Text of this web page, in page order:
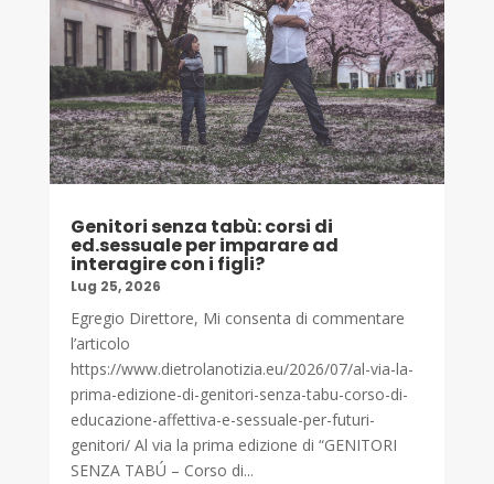
Genitori senza tabù: corsi di
ed.sessuale per imparare ad
interagire con i figli?
Lug 25, 2026
Egregio Direttore, Mi consenta di commentare
l’articolo
https://www.dietrolanotizia.eu/2026/07/al-via-la-
prima-edizione-di-genitori-senza-tabu-corso-di-
educazione-affettiva-e-sessuale-per-futuri-
genitori/ Al via la prima edizione di “GENITORI
SENZA TABÚ – Corso di...